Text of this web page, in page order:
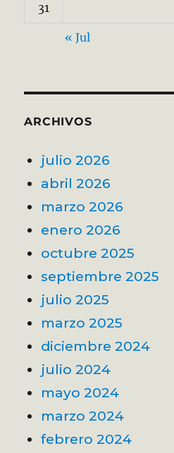
31
« Jul
ARCHIVOS
julio 2026
abril 2026
marzo 2026
enero 2026
octubre 2025
septiembre 2025
julio 2025
marzo 2025
diciembre 2024
julio 2024
mayo 2024
marzo 2024
febrero 2024